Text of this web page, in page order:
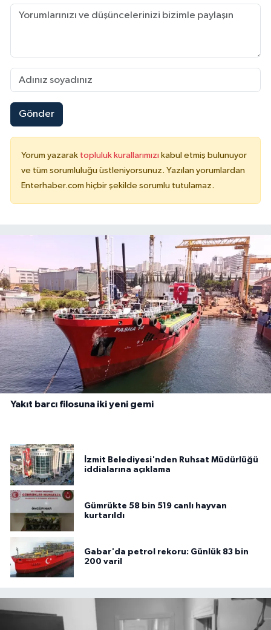
Gönder
Yorum yazarak topluluk kurallarımızı kabul etmiş bulunuyor
ve tüm sorumluluğu üstleniyorsunuz. Yazılan yorumlardan
Enterhaber.com hiçbir şekilde sorumlu tutulamaz.
Yakıt barcı filosuna iki yeni gemi
İzmit Belediyesi'nden Ruhsat Müdürlüğü
iddialarına açıklama
Gümrükte 58 bin 519 canlı hayvan
kurtarıldı
Gabar'da petrol rekoru: Günlük 83 bin
200 varil